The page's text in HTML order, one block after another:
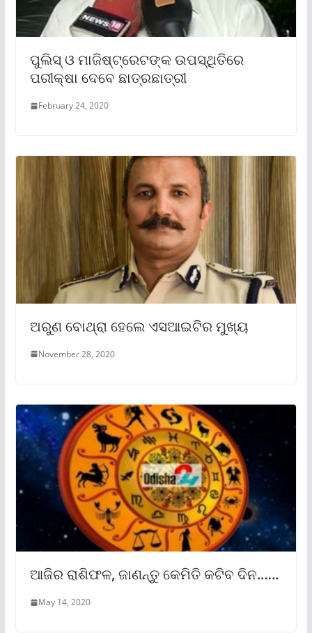
ପୁଲିସ୍ ଓ ମାଜିଷ୍ଟ୍ରେଟଙ୍କ ଉପସ୍ଥିତିରେ
ପରୀକ୍ଷା ଦେବେ ଛାତ୍ରଛାତ୍ରୀ
February 24, 2020
ଅରୁଣ ବୋଥ୍ରା ହେଲେ ଏସଆଇଟିର ମୁଖ୍ୟ
November 28, 2020
ଆଜିର ରାଶିଫଳ, ଜାଣନ୍ତୁ କେମିତି କଟିବ ଦିନ.…..
May 14, 2020